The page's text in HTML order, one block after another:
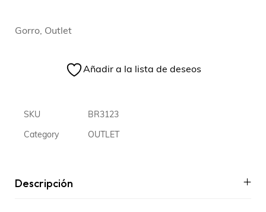
Gorro, Outlet
Añadir a la lista de deseos
SKU BR3123
Category OUTLET
Descripción